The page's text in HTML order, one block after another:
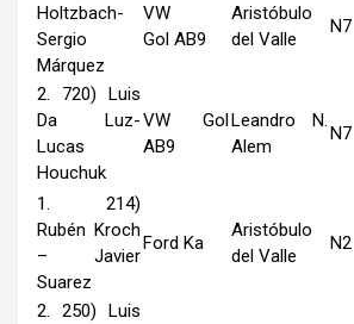
Holtzbach-
Sergio
Márquez
VW
Gol AB9
Aristóbulo
del Valle
N7
2. 720) Luis
Da Luz-
Lucas
Houchuk
VW Gol
AB9
Leandro N.
Alem
N7
1. 214)
Rubén Kroch
– Javier
Suarez
Ford Ka
Aristóbulo
del Valle
N2
2. 250) Luis